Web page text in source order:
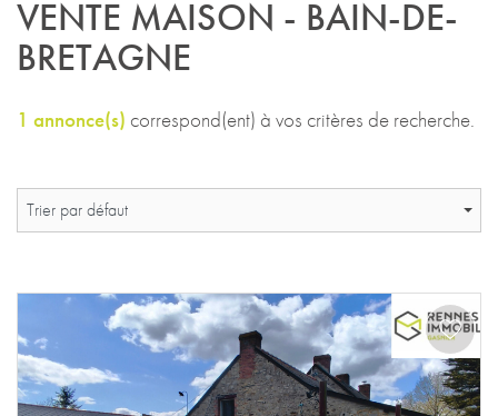
VENTE MAISON - BAIN-DE-
BRETAGNE
1 annonce(s) correspond(ent) à vos critères de recherche.
Trier par défaut